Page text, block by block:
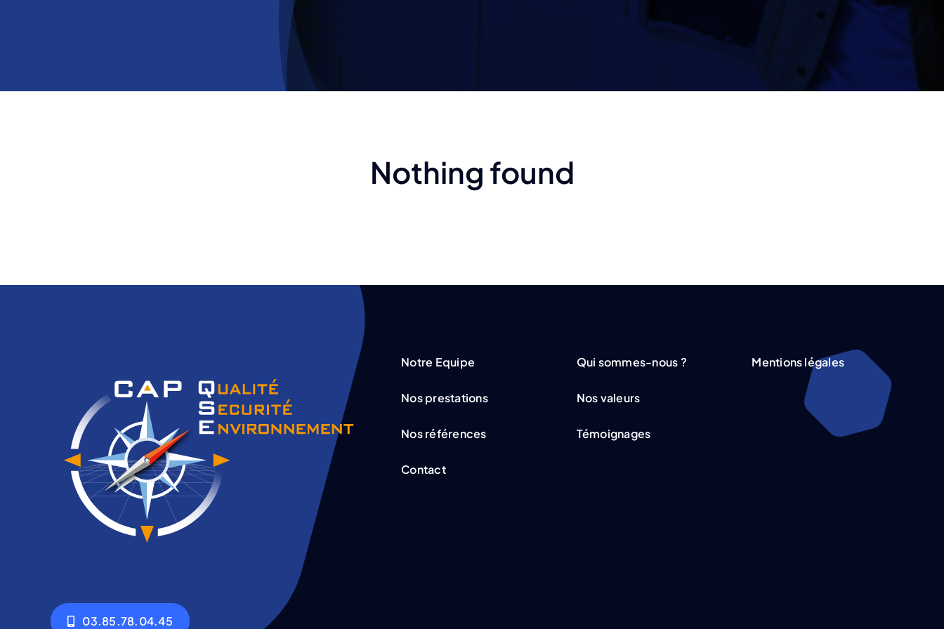
Nothing found
03.85.78.04.45
Notre Equipe
Nos prestations
Nos références
Contact
Qui sommes-nous ?
Nos valeurs
Témoignages
Mentions légales